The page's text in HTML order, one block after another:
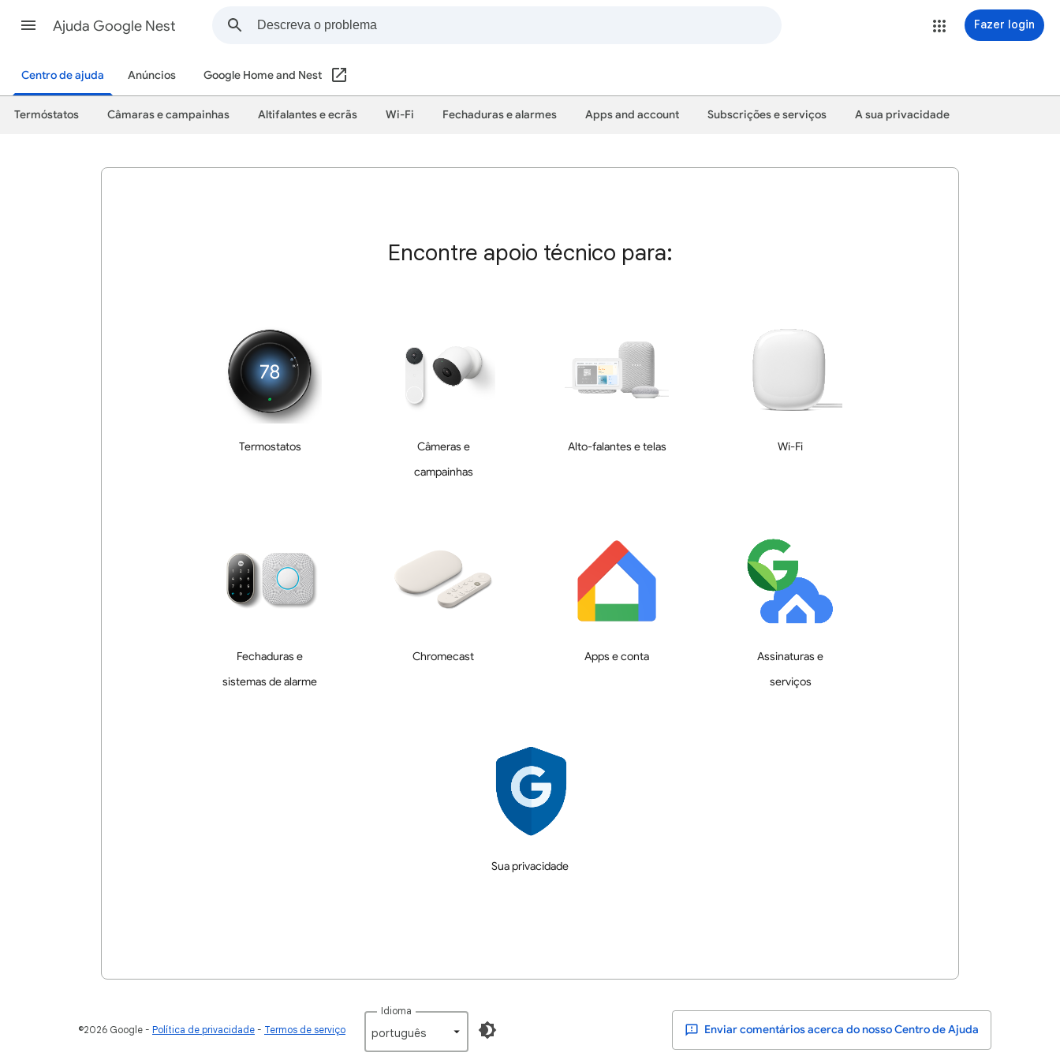
Ajuda Google Nest Fazer login
Centro de ajuda Anúncios Google Home and Nest
Termóstatos Câmaras e campainhas Altifalantes e ecrãs Wi-Fi Fechaduras e alarmes Apps and account Subscrições e serviços A sua privacidade
Encontre apoio técnico para:
Termostatos
Câmeras e
campainhas
Alto-falantes e telas Wi-Fi
Fechaduras e
sistemas de alarme
Chromecast Apps e conta
Assinaturas e
serviços
Sua privacidade
©2026 Google Política de privacidade Termos de serviço
Idioma
português‎ Enviar comentários acerca do nosso Centro de Ajuda